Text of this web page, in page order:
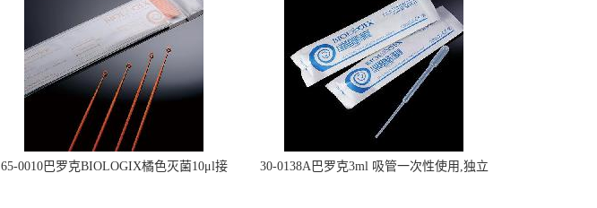
65-0010巴罗克BIOLOGIX橘色灭菌10μl接
30-0138A巴罗克3ml 吸管一次性使用,独立